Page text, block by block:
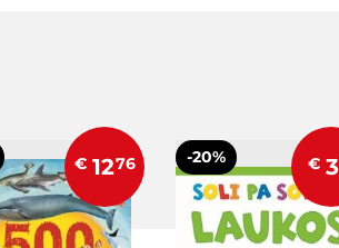
€ 1276 -20% € 3